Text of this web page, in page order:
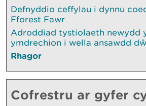
Defnyddio ceffylau i dynnu
Fforest Fawr
Adroddiad tystiolaeth newydd
ymdrechion i wella ansawdd
Rhagor
Cofrestru ar gyfer